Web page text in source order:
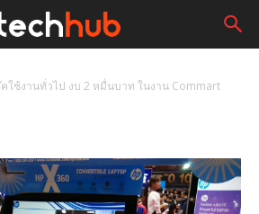
ใช้งานทั่วไป งบ 2 หมื่นบาท ในงาน Commart